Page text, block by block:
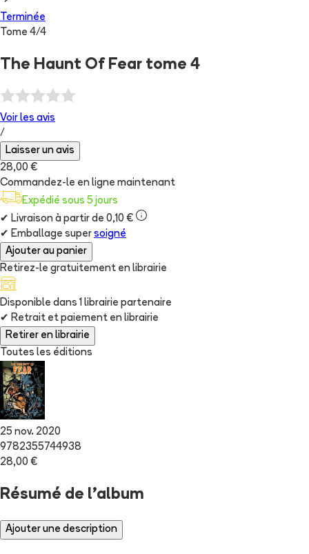
Terminée
Tome 4/4
The Haunt Of Fear tome 4
Voir les avis
/
Laisser un avis
28,00 €
Commandez-le en ligne maintenant
Expédié sous 5 jours
✔ Livraison à partir de 0,10 €
✔ Emballage super soigné
Ajouter au panier
Retirez-le gratuitement en librairie
Disponible dans 1 librairie partenaire
✔ Retrait et paiement en librairie
Retirer en librairie
Toutes les éditions
25 nov. 2020
9782355744938
28,00 €
Résumé de l'album
Ajouter une description